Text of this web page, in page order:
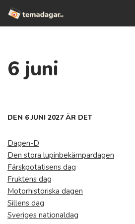
Hoppa
6 juni
DEN 6 JUNI 2027 ÄR DET
Dagen-D
Den stora lupinbekämpardagen
Färskpotatisens dag
Fruktens dag
Motorhistoriska dagen
Sillens dag
Sveriges nationaldag